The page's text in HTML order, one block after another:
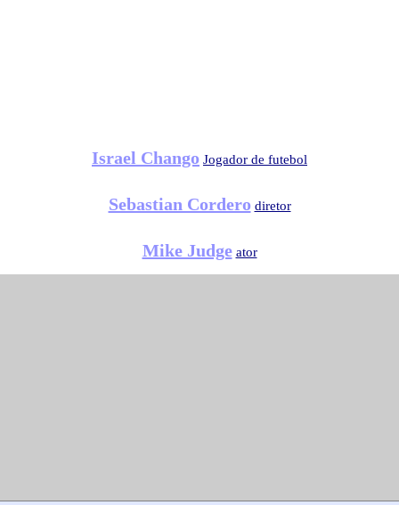
Israel Chango Jogador de futebol
Sebastian Cordero diretor
Mike Judge ator